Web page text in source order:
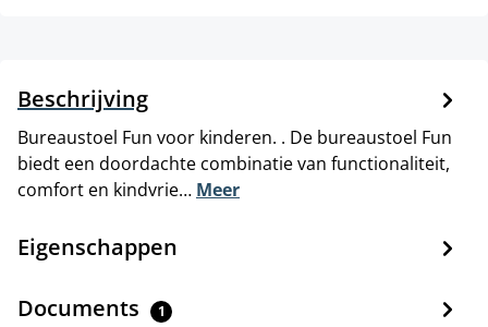
Beschrijving
Bureaustoel Fun voor kinderen. . De bureaustoel Fun
biedt een doordachte combinatie van functionaliteit,
comfort en kindvrie… Meer
Eigenschappen
Documents 1